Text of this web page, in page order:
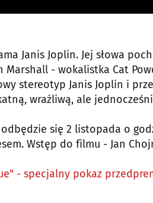
Janis Joplin. Jej słowa
Marshall - wokalistka Cat
stereotyp Janis Joplin i
wrażliwą, ale
się 2 listopada o
Wstęp do filmu - Jan
- specjalny pokaz